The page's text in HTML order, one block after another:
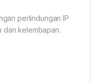
perlindungan IP
dan kelembapan.